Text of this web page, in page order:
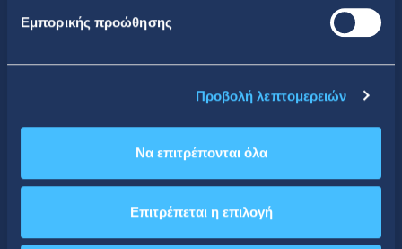
Εμπορικής προώθησης
Προβολή λεπτομερειών
Να επιτρέπονται όλα
Επιτρέπεται η επιλογή
Κεντρικά Γραφεία